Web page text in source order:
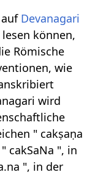
Devanagari
können,
Römische
wie
wird
" cakṣaṇa
cakSaNa ", in
", in der